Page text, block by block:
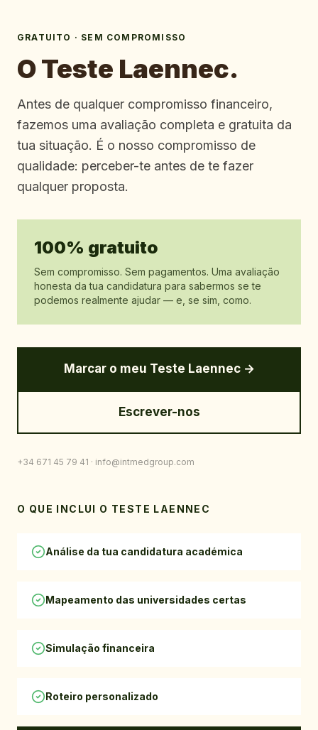
GRATUITO · SEM COMPROMISSO
O Teste Laennec.
Antes de qualquer compromisso financeiro,
fazemos uma avaliação completa e gratuita da
tua situação. É o nosso compromisso de
qualidade: perceber-te antes de te fazer
qualquer proposta.
100% gratuito
Sem compromisso. Sem pagamentos. Uma avaliação
honesta da tua candidatura para sabermos se te
podemos realmente ajudar — e, se sim, como.
Marcar o meu Teste Laennec →
Escrever-nos
+34 671 45 79 41 · info@intmedgroup.com
O QUE INCLUI O TESTE LAENNEC
Análise da tua candidatura académica
Mapeamento das universidades certas
Simulação financeira
Roteiro personalizado